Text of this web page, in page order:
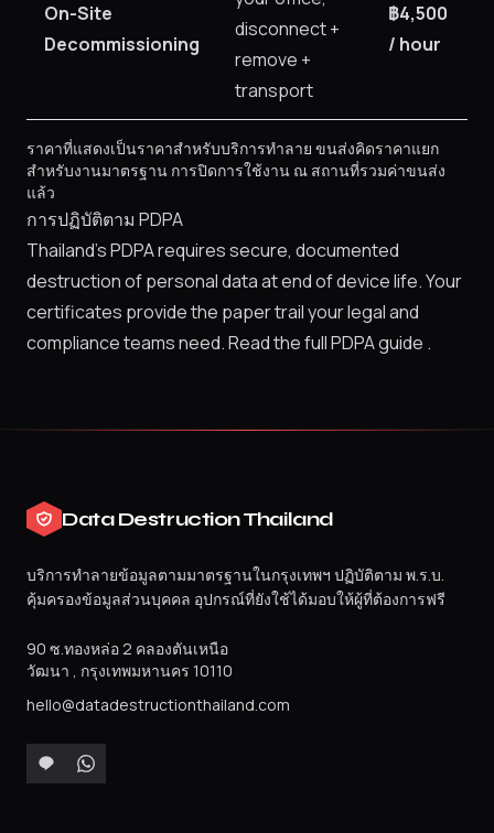
On-Site
Decommissioning
disconnect +
remove +
transport
฿4,500
/ hour
ราคาที่แสดงเป็นราคาสำหรับบริการทำลาย ขนส่งคิดราคาแยก
สำหรับงานมาตรฐาน การปิดการใช้งาน ณ สถานที่รวมค่าขนส่ง
แล้ว
การปฏิบัติตาม PDPA
Thailand's PDPA requires secure, documented
destruction of personal data at end of device life. Your
certificates provide the paper trail your legal and
compliance teams need.Read the full PDPA guide .
Data Destruction Thailand
บริการทำลายข้อมูลตามมาตรฐานในกรุงเทพฯ ปฏิบัติตาม พ.ร.บ.
คุ้มครองข้อมูลส่วนบุคคล อุปกรณ์ที่ยังใช้ได้มอบให้ผู้ที่ต้องการฟรี
90 ซ.ทองหล่อ 2 คลองตันเหนือ
วัฒนา , กรุงเทพมหานคร 10110
hello@datadestructionthailand.com